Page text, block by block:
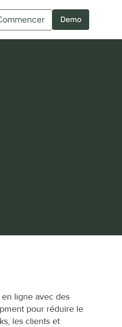
Demo
ligne avec des
pour réduire le
les clients et